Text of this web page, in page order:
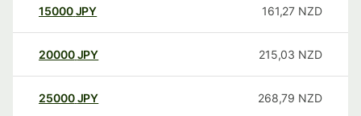
15000 JPY 161,27 NZD
20000 JPY 215,03 NZD
25000 JPY 268,79 NZD